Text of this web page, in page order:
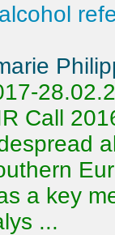
Call
a key
...